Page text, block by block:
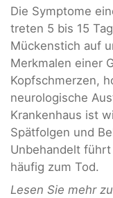
Die Symptome
treten 5 bis 15
Mückenstich auf
Merkmalen einer
Kopfschmerzen,
neurologische
Krankenhaus ist
Spätfolgen und
Unbehandelt
häufig zum Tod.
Lesen Sie mehr